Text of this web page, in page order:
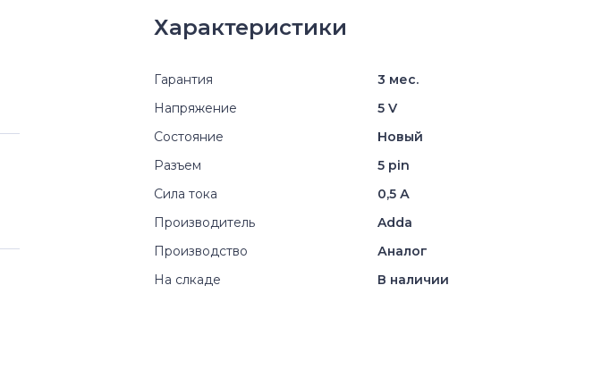
Характеристики
Гарантия
3 мес.
Напряжение
5 V
Состояние
Новый
Разъем
5 pin
Сила тока
0,5 А
Производитель
Adda
Производство
Аналог
На слкаде
В наличии